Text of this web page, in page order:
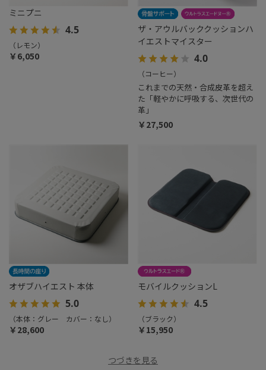
ミニプニ
4.5
（レモン）
￥6,050
ザ・アウルバッククッションハ
イエストマイスター
4.0
（コーヒー）
これまでの天然・合成皮革を超え
た「軽やかに呼吸する、次世代の
革」
￥27,500
オザブハイエスト 本体
5.0
（本体：グレー カバー：なし）
￥28,600
モバイルクッションL
4.5
（ブラック）
￥15,950
つづきを見る